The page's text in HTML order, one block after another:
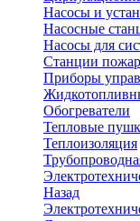
Насосы и
Насосные
Насосы для
Станции
Приборы
Обогреватели
Тепловые
Теплоизоляция
Назад